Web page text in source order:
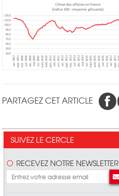
PARTAGEZ CET ARTICLE
SUIVEZ LE CERCLE
RECEVEZ NOTRE NEWSLETTER